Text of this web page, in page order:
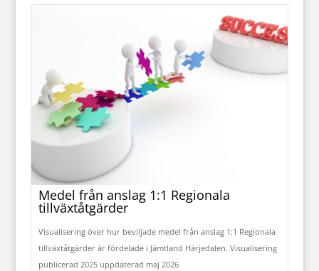
Medel från anslag 1:1 Regionala
tillväxtåtgärder
Visualisering över hur beviljade medel från anslag 1:1 Regionala
tillväxtåtgärder är fördelade i Jämtland Härjedalen. Visualisering
publicerad 2025 uppdaterad maj 2026